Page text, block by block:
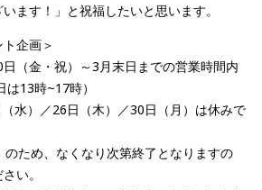
ます！」と祝福したいと思います。
企画＞
金・祝）～3月末日までの営業時間内
は13時~17時）
水）／26日（木）／30日（月）は休みで
のため、なくなり次第終了となりますの
い。